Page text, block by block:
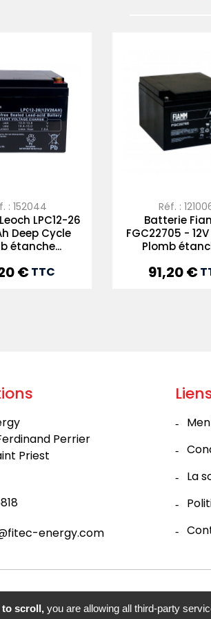
: 152044
LPC12-26
Deep Cycle
étanche...
€TTC
Réf. :
Batterie
FGC22705 -
Plomb
Prix
91,20 €
Perrier
Priest
energy.com
La
scroll, you are allowing all third-party